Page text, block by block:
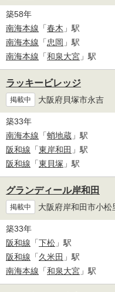
築58年
南海本線 「春木 」駅
南海本線 「忠岡 」駅
南海本線 「和泉大宮 」駅
ラッキービレッジ
掲載中 大阪府貝塚市永吉
築33年
南海本線 「蛸地蔵 」駅
阪和線 「東岸和田 」駅
阪和線 「東貝塚 」駅
グランディール岸和田
掲載中 大阪府岸和田市小松
築33年
阪和線 「下松 」駅
阪和線 「久米田 」駅
南海本線 「和泉大宮 」駅